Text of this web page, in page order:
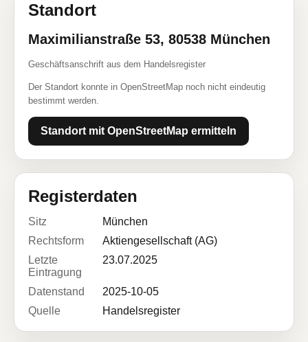
Standort
Maximilianstraße 53, 80538 München
Geschäftsanschrift aus dem Handelsregister
Der Standort konnte in OpenStreetMap noch nicht eindeutig
bestimmt werden.
Standort mit OpenStreetMap ermitteln
Registerdaten
Sitz
München
Rechtsform
Aktiengesellschaft (AG)
Letzte
Eintragung
23.07.2025
Datenstand
2025-10-05
Quelle
Handelsregister